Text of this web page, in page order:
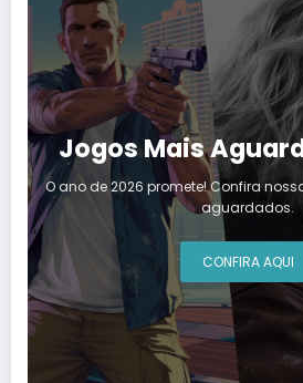
Jogos Mais
O ano de 2026 promete! Confira
aguardados.
CONFIRA AQUI